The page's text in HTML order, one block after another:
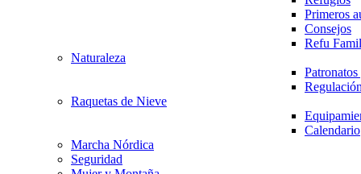
Primeros
Consejos
Refu
Naturaleza
Raquetas de Nieve
Calendario
Marcha Nórdica
Seguridad